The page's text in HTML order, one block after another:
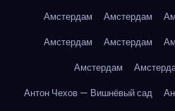
Амстердам
Амстердам
Амстердам
Амстердам
Амстердам
Антон Чехов — Вишнёвый сад